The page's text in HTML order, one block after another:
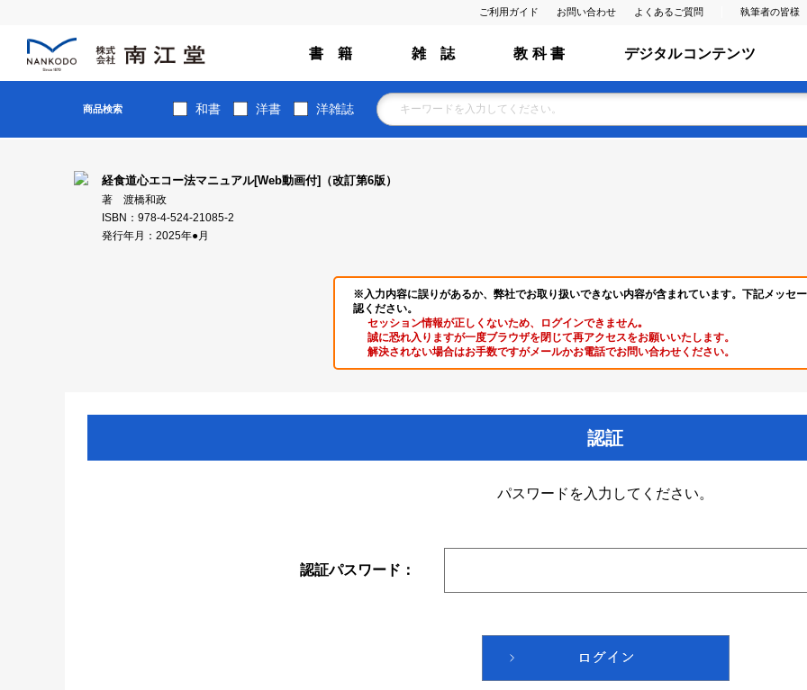
ご利用ガイド お問い合わせ よくあるご質問 執筆者の皆様
書 籍 雑 誌 教 科 書 デジタルコンテンツ
商品検索 和書 洋書 洋雑誌
経食道心エコー法マニュアル[Web動画付]（改訂第6版）
著 渡橋和政
ISBN：978-4-524-21085-2
発行年月：2025年●月
※入力内容に誤りがあるか、弊社でお取り扱いできない内容が含まれています。下記メッセ
認ください。
セッション情報が正しくないため、ログインできません｡
誠に恐れ入りますが一度ブラウザを閉じて再アクセスをお願いいたします。
解決されない場合はお手数ですがメールかお電話でお問い合わせください。
認証
パスワードを入力してください。
認証パスワード：